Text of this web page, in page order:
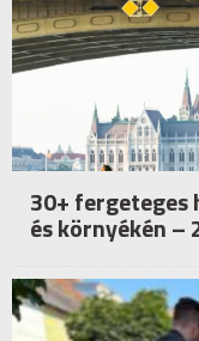
30+ fergeteges
és környékén –